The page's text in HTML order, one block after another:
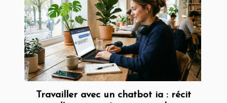
Travailler avec un chatbot ia : récit